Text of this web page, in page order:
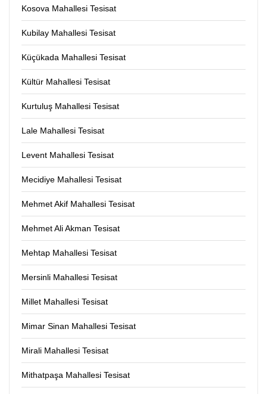
Kosova Mahallesi Tesisat
Kubilay Mahallesi Tesisat
Küçükada Mahallesi Tesisat
Kültür Mahallesi Tesisat
Kurtuluş Mahallesi Tesisat
Lale Mahallesi Tesisat
Levent Mahallesi Tesisat
Mecidiye Mahallesi Tesisat
Mehmet Akif Mahallesi Tesisat
Mehmet Ali Akman Tesisat
Mehtap Mahallesi Tesisat
Mersinli Mahallesi Tesisat
Millet Mahallesi Tesisat
Mimar Sinan Mahallesi Tesisat
Mirali Mahallesi Tesisat
Mithatpaşa Mahallesi Tesisat